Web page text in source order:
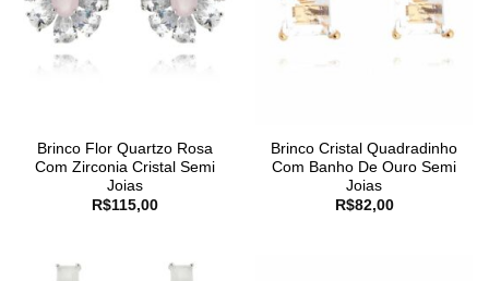
Brinco Flor Quartzo Rosa
Com Zirconia Cristal Semi
Joias
R$115,00
Brinco Cristal Quadradinho
Com Banho De Ouro Semi
Joias
R$82,00